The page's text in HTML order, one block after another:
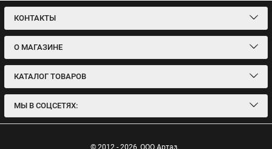
КОНТАКТЫ
О МАГАЗИНЕ
КАТАЛОГ ТОВАРОВ
МЫ В СОЦСЕТЯХ:
© 2012 - 2026 ООО Артаз.